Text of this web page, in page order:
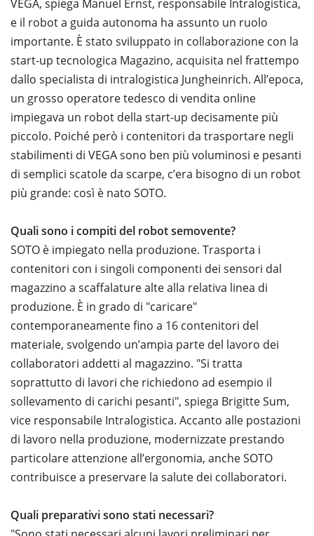
VEGA, spiega Manuel Ernst, responsabile Intralogistica,
e il robot a guida autonoma ha assunto un ruolo
importante. È stato sviluppato in collaborazione con la
start-up tecnologica Magazino, acquisita nel frattempo
dallo specialista di intralogistica Jungheinrich. All’epoca,
un grosso operatore tedesco di vendita online
impiegava un robot della start-up decisamente più
piccolo. Poiché però i contenitori da trasportare negli
stabilimenti di VEGA sono ben più voluminosi e pesanti
di semplici scatole da scarpe, c’era bisogno di un robot
più grande: così è nato SOTO.
Quali sono i compiti del robot semovente?
SOTO è impiegato nella produzione. Trasporta i
contenitori con i singoli componenti dei sensori dal
magazzino a scaffalature alte alla relativa linea di
produzione. È in grado di "caricare"
contemporaneamente fino a 16 contenitori del
materiale, svolgendo un’ampia parte del lavoro dei
collaboratori addetti al magazzino. "Si tratta
soprattutto di lavori che richiedono ad esempio il
sollevamento di carichi pesanti", spiega Brigitte Sum,
vice responsabile Intralogistica. Accanto alle postazioni
di lavoro nella produzione, modernizzate prestando
particolare attenzione all’ergonomia, anche SOTO
contribuisce a preservare la salute dei collaboratori.
Quali preparativi sono stati necessari?